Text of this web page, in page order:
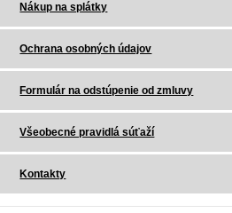
Nákup na splátky
Ochrana osobných údajov
Formulár na odstúpenie od zmluvy
Všeobecné pravidlá súťaží
Kontakty